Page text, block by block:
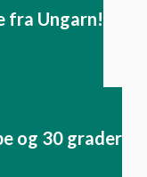
fra Ungarn!
og 30 grader